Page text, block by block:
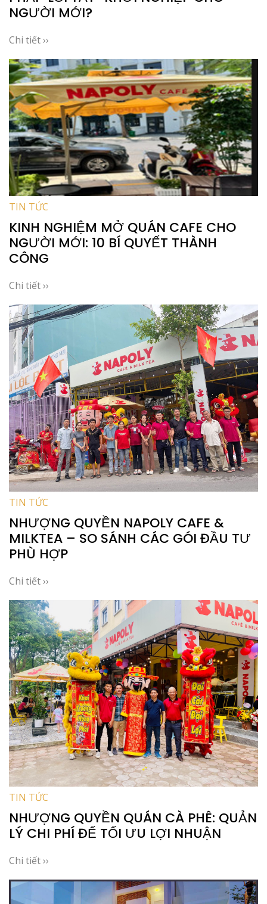
NGƯỜI MỚI?
Chi tiết ››
TIN TỨC
KINH NGHIỆM MỞ QUÁN CAFE CHO
NGƯỜI MỚI: 10 BÍ QUYẾT THÀNH
CÔNG
Chi tiết ››
TIN TỨC
NHƯỢNG QUYỀN NAPOLY CAFE &
MILKTEA – SO SÁNH CÁC GÓI ĐẦU TƯ
PHÙ HỢP
Chi tiết ››
TIN TỨC
NHƯỢNG QUYỀN QUÁN CÀ PHÊ: QUẢN
LÝ CHI PHÍ ĐỂ TỐI ƯU LỢI NHUẬN
Chi tiết ››